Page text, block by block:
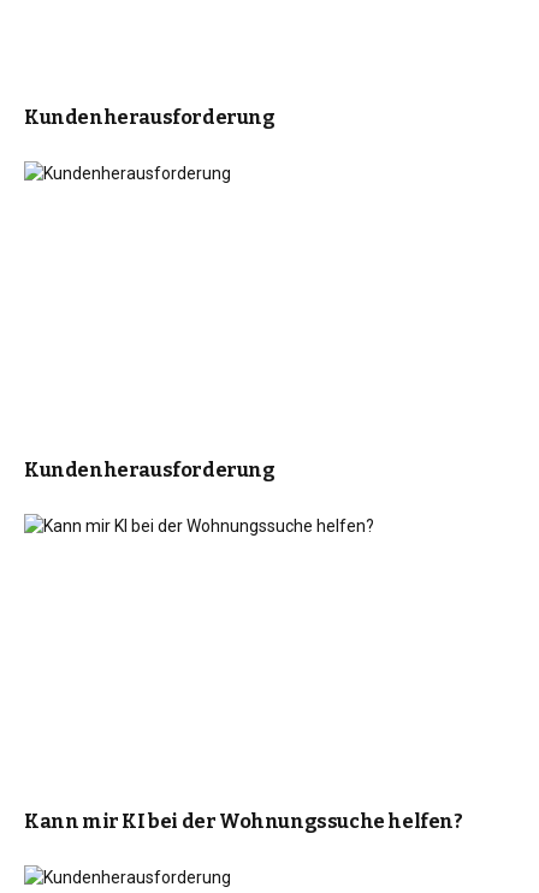
Kundenherausforderung
Kundenherausforderung
Kann mir KI bei der Wohnungssuche helfen?